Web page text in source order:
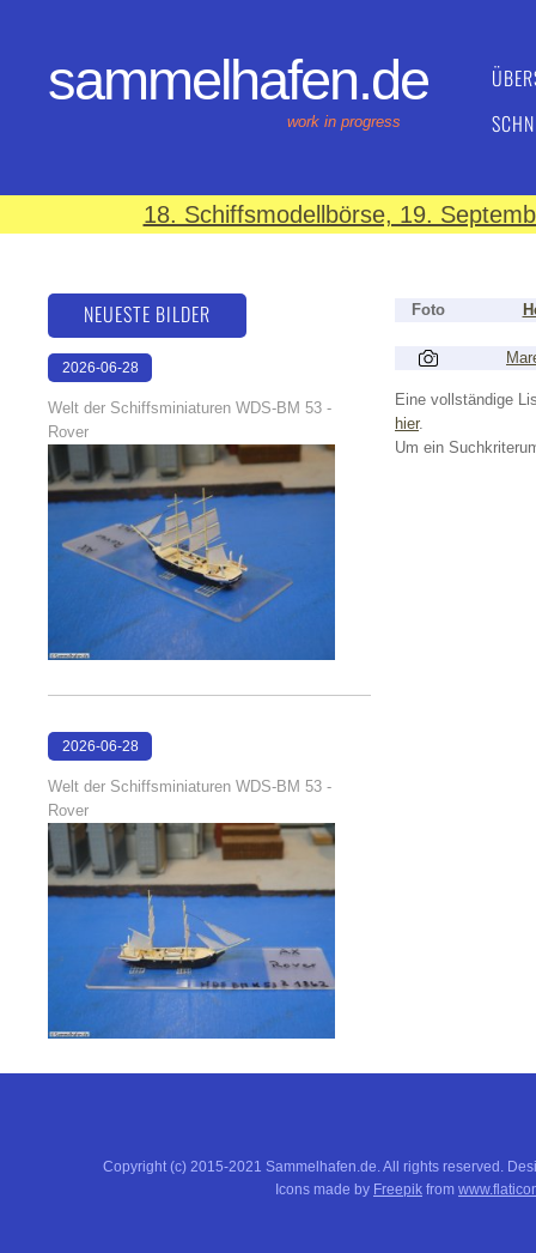
sammelhafen.de
work in progress
18. Schiffsmodellbörse, 19.
Foto
Eine vollständige
hier.
Um ein
NEUESTE BILDER
2026-06-28
Welt der Schiffsminiaturen WDS-BM 53 -
Rover
2026-06-28
Welt der Schiffsminiaturen WDS-BM 53 -
Rover
Copyright (c) 2015-2021 Sammelhafen.de. All rights reserved.
Icons made by Freepik from